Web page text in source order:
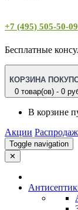
+7 (495) 505-50-09
Бесплатные
КОРЗИНА
0 товар(ов) - 0
В корзине
Акции
Toggle navigation
✕